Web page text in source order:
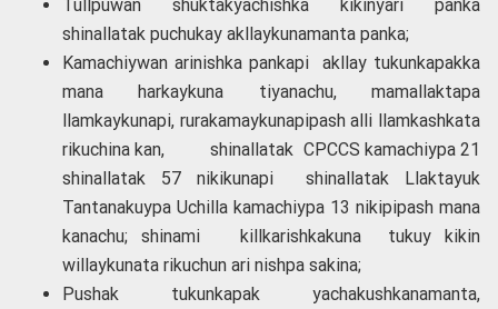
Tullpuwan shuktakyachishka kikinyari panka
shinallatak puchukay akllaykunamanta panka;
Kamachiywan arinishka pankapi akllay tukunkapakka
mana harkaykuna tiyanachu, mamallaktapa
llamkaykunapi, rurakamaykunapipash alli llamkashkata
rikuchina kan, shinallatak CPCCS kamachiypa 21
shinallatak 57 nikikunapi shinallatak Llaktayuk
Tantanakuypa Uchilla kamachiypa 13 nikipipash mana
kanachu; shinami killkarishkakuna tukuy kikin
willaykunata rikuchun ari nishpa sakina;
Pushak tukunkapak yachakushkanamanta,